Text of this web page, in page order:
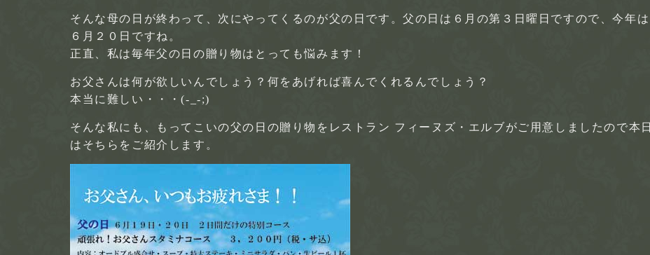
そんな母の日が終わって、次にやってくるのが父の日です。父の日は６月の第３日曜日ですので、今年は
６月２０日ですね。
正直、私は毎年父の日の贈り物はとっても悩みます！
お父さんは何が欲しいんでしょう？何をあげれば喜んでくれるんでしょう？
本当に難しい・・・(-_-;)
そんな私にも、もってこいの父の日の贈り物をレストラン フィーヌズ・エルブがご用意しましたので本日
はそちらをご紹介します。